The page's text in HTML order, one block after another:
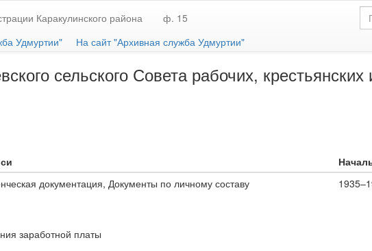
Каракулинского района
ф. 15
Удмуртии"
На сайт "Архивная служба Удмуртии"
сельского Совета рабочих,
документация, Документы по личному составу
заработной платы